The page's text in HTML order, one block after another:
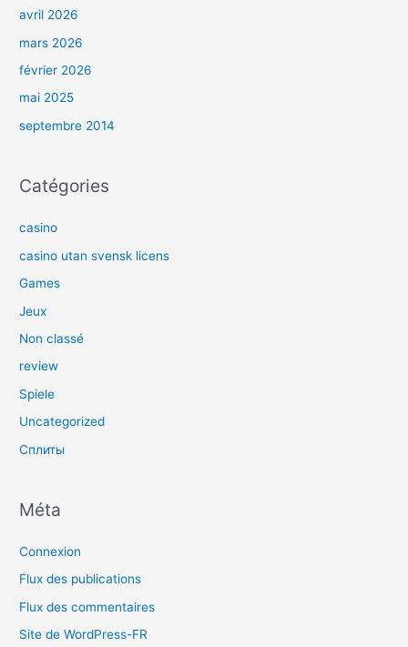
avril 2026
mars 2026
février 2026
mai 2025
septembre 2014
Catégories
casino
casino utan svensk licens
Games
Jeux
Non classé
review
Spiele
Uncategorized
Сплиты
Méta
Connexion
Flux des publications
Flux des commentaires
Site de WordPress-FR